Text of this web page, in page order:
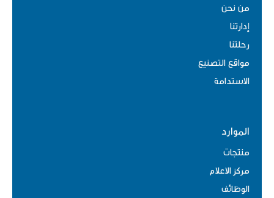
من نحن
إدارتنا
رحلتنا
مواقع التصنيع
الاستدامة
الموارد
منتجات
مركز الاعلام
الوظائف